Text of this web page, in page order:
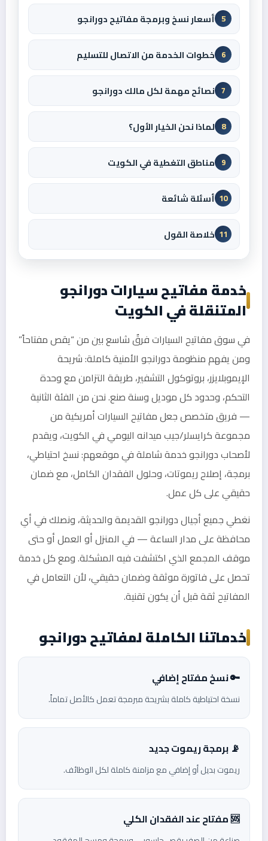
5 أسعار نسخ وبرمجة مفاتيح دورانجو
6 خطوات الخدمة من الاتصال للتسليم
7 نصائح مهمة لكل مالك دورانجو
8 لماذا نحن الخيار الأول؟
9 مناطق التغطية في الكويت
10 أسئلة شائعة
11 خلاصة القول
خدمة مفاتيح سيارات دورانجو
المتنقلة في الكويت
في سوق مفاتيح السيارات فرقٌ شاسع بين من “يقص مفتاحاً”
ومن يفهم منظومة دورانجو الأمنية كاملة: شريحة
الإيموبلايزر، بروتوكول التشفير، طريقة التزامن مع وحدة
التحكم، وحدود كل موديل وسنة صنع. نحن من الفئة الثانية
— فريق متخصص جعل مفاتيح السيارات أمريكية من
مجموعة كرايسلر/جيب ميدانه اليومي في الكويت، ويقدم
لأصحاب دورانجو خدمة شاملة في موقعهم: نسخ احتياطي،
برمجة، إصلاح ريموتات، وحلول الفقدان الكامل، مع ضمان
حقيقي على كل عمل.
نغطي جميع أجيال دورانجو القديمة والحديثة، ونصلك في أي
محافظة على مدار الساعة — في المنزل أو العمل أو حتى
موقف المجمع الذي اكتشفت فيه المشكلة. ومع كل خدمة
تحصل على فاتورة موثقة وضمان حقيقي، لأن التعامل في
المفاتيح ثقة قبل أن يكون تقنية.
خدماتنا الكاملة لمفاتيح دورانجو
🔑 نسخ مفتاح إضافي
نسخة احتياطية كاملة بشريحة مبرمجة تعمل كالأصل تماماً.
📡 برمجة ريموت جديد
ريموت بديل أو إضافي مع مزامنة كاملة لكل الوظائف.
🆘 مفتاح عند الفقدان الكلي